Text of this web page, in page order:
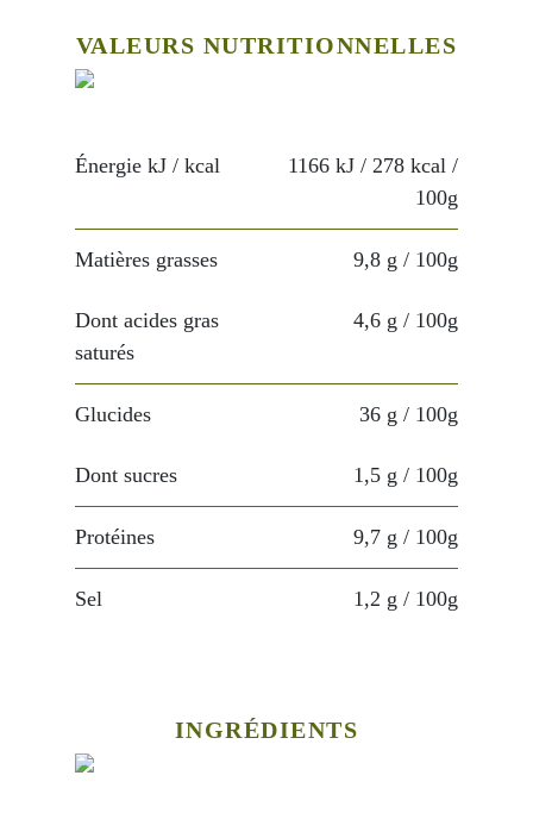
VALEURS NUTRITIONNELLES
Énergie kJ / kcal 1166 kJ / 278 kcal /
100g
Matières grasses 9,8 g / 100g
Dont acides gras
saturés
4,6 g / 100g
Glucides 36 g / 100g
Dont sucres 1,5 g / 100g
Protéines 9,7 g / 100g
Sel 1,2 g / 100g
INGRÉDIENTS